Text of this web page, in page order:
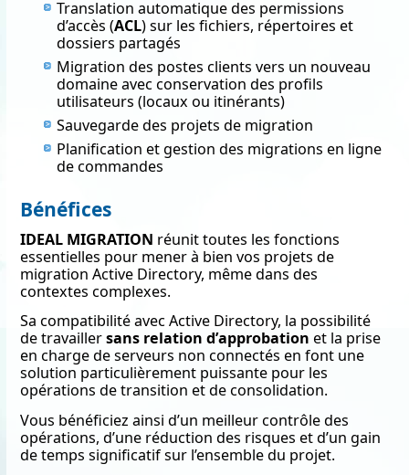
Translation automatique des permissions
d’accès (ACL) sur les fichiers, répertoires et
dossiers partagés
Migration des postes clients vers un nouveau
domaine avec conservation des profils
utilisateurs (locaux ou itinérants)
Sauvegarde des projets de migration
Planification et gestion des migrations en ligne
de commandes
Bénéfices
IDEAL MIGRATION réunit toutes les fonctions
essentielles pour mener à bien vos projets de
migration Active Directory, même dans des
contextes complexes.
Sa compatibilité avec Active Directory, la possibilité
de travaillersans relation d’approbation et la prise
en charge de serveurs non connectés en font une
solution particulièrement puissante pour les
opérations de transition et de consolidation.
Vous bénéficiez ainsi d’un meilleur contrôle des
opérations, d’une réduction des risques et d’un gain
de temps significatif sur l’ensemble du projet.